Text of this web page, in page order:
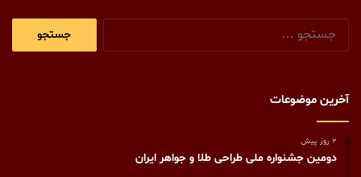
آخرین موضوعات
2 روز پیش
دومین جشنواره ملی طراحی طلا و جواهر ایران